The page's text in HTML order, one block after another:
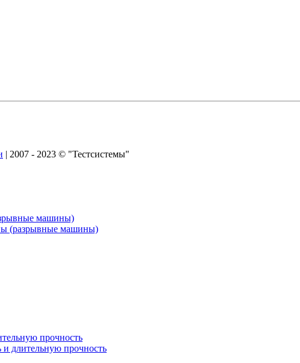
| 2007 - 2023 © "Тестсистемы"
машины)
(разрывные машины)
прочность
длительную прочность